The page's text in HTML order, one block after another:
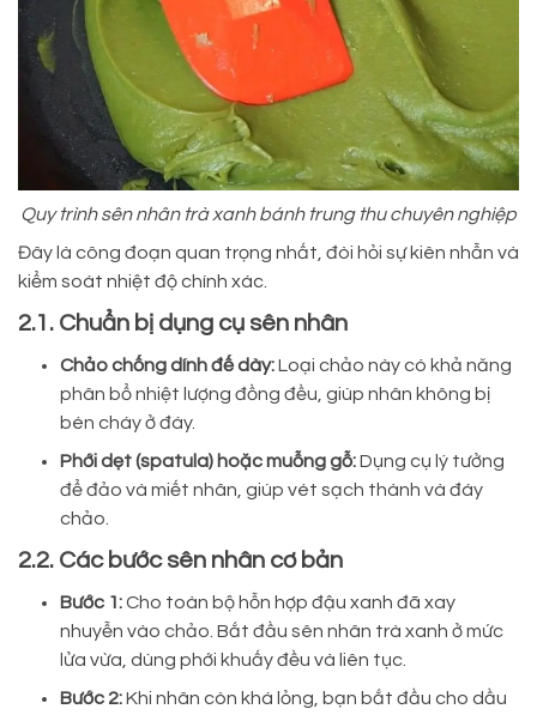
Quy trình sên nhân trà xanh bánh trung thu chuyên nghiệp
Đây là công đoạn quan trọng nhất, đòi hỏi sự kiên nhẫn và
kiểm soát nhiệt độ chính xác.
2.1. Chuẩn bị dụng cụ sên nhân
Chảo chống dính đế dày:Loại chảo này có khả năng
phân bổ nhiệt lượng đồng đều, giúp nhân không bị
bén cháy ở đáy.
Phới dẹt (spatula) hoặc muỗng gỗ:Dụng cụ lý tưởng
để đảo và miết nhân, giúp vét sạch thành và đáy
chảo.
2.2. Các bước sên nhân cơ bản
Bước 1:Cho toàn bộ hỗn hợp đậu xanh đã xay
nhuyễn vào chảo. Bắt đầu sên nhân trà xanh ở mức
lửa vừa, dùng phới khuấy đều và liên tục.
Bước 2:Khi nhân còn khá lỏng, bạn bắt đầu cho dầu